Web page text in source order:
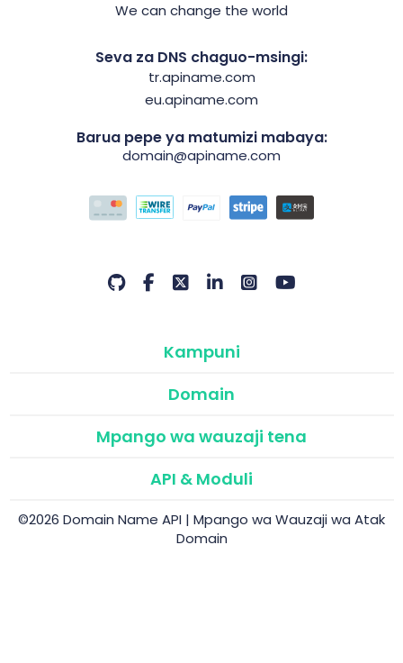
We can change the world
Seva za DNS chaguo-msingi:
tr.apiname.com
eu.apiname.com
Barua pepe ya matumizi mabaya:
domain@apiname.com
Kampuni
Domain
Mpango wa wauzaji tena
API & Moduli
©2026 Domain Name API | Mpango wa Wauzaji wa Atak
Domain